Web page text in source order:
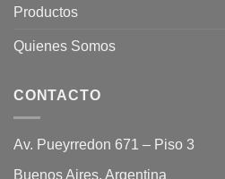
Productos
Quienes Somos
CONTACTO
Av. Pueyrredon 671 – Piso 3
Buenos Aires, Argentina